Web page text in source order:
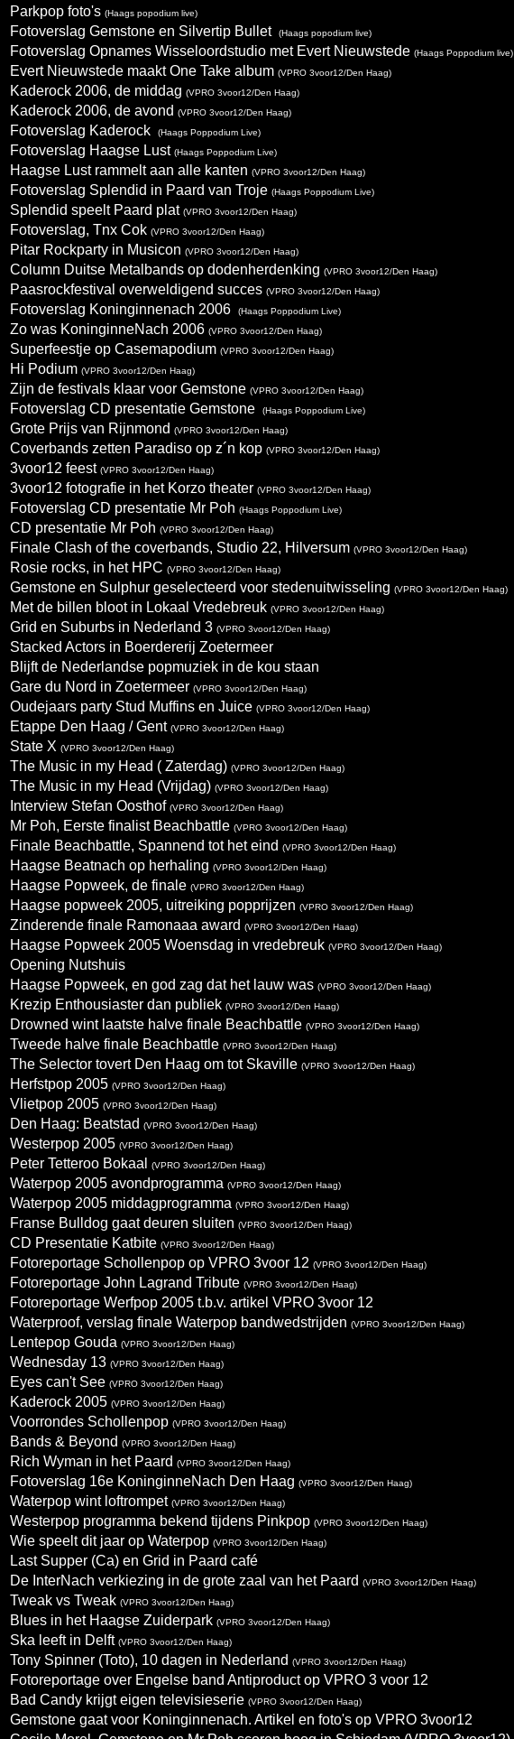
Parkpop foto's (Haags popodium live)
Fotoverslag Gemstone en Silvertip Bullet
(Haags popodium live)
Fotoverslag Opnames Wisseloordstudio met Evert Nieuwstede (Haags Poppodium live)
Evert Nieuwstede maakt One Take album (VPRO 3voor12/Den Haag)
Kaderock 2006, de middag (VPRO 3voor12/Den Haag)
Kaderock 2006, de avond (VPRO 3voor12/Den Haag)
Fotoverslag Kaderock
(Haags Poppodium Live)
Fotoverslag Haagse Lust (Haags Poppodium Live)
Haagse Lust rammelt aan alle kanten (VPRO 3voor12/Den Haag)
Fotoverslag Splendid in Paard van Troje (Haags Poppodium Live)
Splendid speelt Paard plat (VPRO 3voor12/Den Haag)
Fotoverslag, Tnx Cok (VPRO 3voor12/Den Haag)
Pitar Rockparty in Musicon (VPRO 3voor12/Den Haag)
Column Duitse Metalbands op dodenherdenking (VPRO 3voor12/Den Haag)
Paasrockfestival overweldigend succes (VPRO 3voor12/Den Haag)
Fotoverslag Koninginnenach 2006
(Haags Poppodium Live)
Zo was KoninginneNach 2006 (VPRO 3voor12/Den Haag)
Superfeestje op Casemapodium (VPRO 3voor12/Den Haag)
Hi Podium (VPRO 3voor12/Den Haag)
Zijn de festivals klaar voor Gemstone (VPRO 3voor12/Den Haag)
Fotoverslag CD presentatie Gemstone
(Haags Poppodium Live)
Grote Prijs van Rijnmond (VPRO 3voor12/Den Haag)
Coverbands zetten Paradiso op z´n kop (VPRO 3voor12/Den Haag)
3voor12 feest (VPRO 3voor12/Den Haag)
3voor12 fotografie in het Korzo theater (VPRO 3voor12/Den Haag)
Fotoverslag CD presentatie Mr Poh (Haags Poppodium Live)
CD presentatie Mr Poh (VPRO 3voor12/Den Haag)
Finale Clash of the coverbands, Studio 22, Hilversum (VPRO 3voor12/Den Haag)
Rosie rocks, in het HPC (VPRO 3voor12/Den Haag)
Gemstone en Sulphur geselecteerd voor stedenuitwisseling (VPRO 3voor12/Den Haag)
Met de billen bloot in Lokaal Vredebreuk (VPRO 3voor12/Den Haag)
Grid en Suburbs in Nederland 3 (VPRO 3voor12/Den Haag)
Stacked Actors in Boerdererij Zoetermeer
Blijft de Nederlandse popmuziek in de kou staan
Gare du Nord in Zoetermeer (VPRO 3voor12/Den Haag)
Oudejaars party Stud Muffins en Juice (VPRO 3voor12/Den Haag)
Etappe Den Haag / Gent (VPRO 3voor12/Den Haag)
State X (VPRO 3voor12/Den Haag)
The Music in my Head ( Zaterdag) (VPRO 3voor12/Den Haag)
The Music in my Head (Vrijdag) (VPRO 3voor12/Den Haag)
Interview Stefan Oosthof (VPRO 3voor12/Den Haag)
Mr Poh, Eerste finalist Beachbattle (VPRO 3voor12/Den Haag)
Finale Beachbattle, Spannend tot het eind (VPRO 3voor12/Den Haag)
Haagse Beatnach op herhaling (VPRO 3voor12/Den Haag)
Haagse Popweek, de finale (VPRO 3voor12/Den Haag)
Haagse popweek 2005, uitreiking popprijzen (VPRO 3voor12/Den Haag)
Zinderende finale Ramonaaa award (VPRO 3voor12/Den Haag)
Haagse Popweek 2005 Woensdag in vredebreuk (VPRO 3voor12/Den Haag)
Opening Nutshuis
Haagse Popweek, en god zag dat het lauw was (VPRO 3voor12/Den Haag)
Krezip Enthousiaster dan publiek (VPRO 3voor12/Den Haag)
Drowned wint laatste halve finale Beachbattle (VPRO 3voor12/Den Haag)
Tweede halve finale Beachbattle (VPRO 3voor12/Den Haag)
The Selector tovert Den Haag om tot Skaville (VPRO 3voor12/Den Haag)
Herfstpop 2005 (VPRO 3voor12/Den Haag)
Vlietpop 2005 (VPRO 3voor12/Den Haag)
Den Haag: Beatstad (VPRO 3voor12/Den Haag)
Westerpop 2005 (VPRO 3voor12/Den Haag)
Peter Tetteroo Bokaal
(VPRO 3voor12/Den Haag)
Waterpop 2005 avondprogramma (VPRO 3voor12/Den Haag)
Waterpop 2005 middagprogramma (VPRO 3voor12/Den Haag)
Franse Bulldog gaat deuren sluiten (VPRO 3voor12/Den Haag)
CD Presentatie Katbite (VPRO 3voor12/Den Haag)
Fotoreportage Schollenpop op VPRO 3voor 12 (VPRO 3voor12/Den Haag)
Fotoreportage John Lagrand Tribute (VPRO 3voor12/Den Haag)
Fotoreportage Werfpop 2005 t.b.v. artikel VPRO 3voor 12
Waterproof, verslag finale Waterpop bandwedstrijden (VPRO 3voor12/Den Haag)
Lentepop Gouda (VPRO 3voor12/Den Haag)
Wednesday 13 (VPRO 3voor12/Den Haag)
Eyes can't See (VPRO 3voor12/Den Haag)
Kaderock 2005 (VPRO 3voor12/Den Haag)
Voorrondes Schollenpop (VPRO 3voor12/Den Haag)
Bands & Beyond (VPRO 3voor12/Den Haag)
Rich Wyman in het Paard (VPRO 3voor12/Den Haag)
Fotoverslag 16e KoninginneNach Den Haag (VPRO 3voor12/Den Haag)
Waterpop wint loftrompet (VPRO 3voor12/Den Haag)
Westerpop programma bekend tijdens Pinkpop (VPRO 3voor12/Den Haag)
Wie speelt dit jaar op Waterpop (VPRO 3voor12/Den Haag)
Last Supper (Ca) en Grid in Paard café
De InterNach verkiezing in de grote zaal van het Paard (VPRO 3voor12/Den Haag)
Tweak vs Tweak (VPRO 3voor12/Den Haag)
Blues in het Haagse Zuiderpark (VPRO 3voor12/Den Haag)
Ska leeft in Delft (VPRO 3voor12/Den Haag)
Tony Spinner (Toto), 10 dagen in Nederland (VPRO 3voor12/Den Haag)
Fotoreportage over Engelse band Antiproduct op VPRO 3 voor 12
Bad Candy krijgt eigen televisieserie (VPRO 3voor12/Den Haag)
Gemstone gaat voor Koninginnenach. Artikel en foto's op VPRO 3voor12